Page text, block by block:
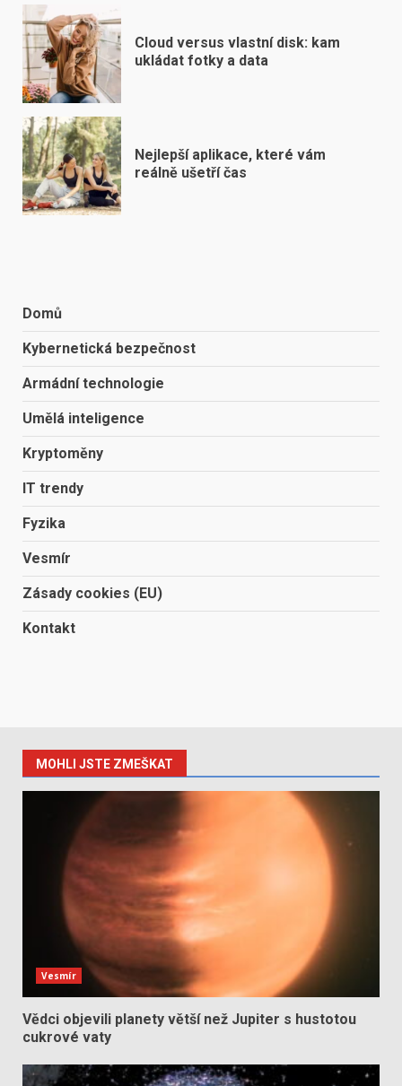
Cloud versus vlastní disk: kam
ukládat fotky a data
Nejlepší aplikace, které vám
reálně ušetří čas
Domů
Kybernetická bezpečnost
Armádní technologie
Umělá inteligence
Kryptoměny
IT trendy
Fyzika
Vesmír
Zásady cookies (EU)
Kontakt
MOHLI JSTE ZMEŠKAT
Vesmír
Vědci objevili planety větší než Jupiter s hustotou
cukrové vaty